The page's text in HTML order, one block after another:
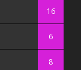
16
6
8